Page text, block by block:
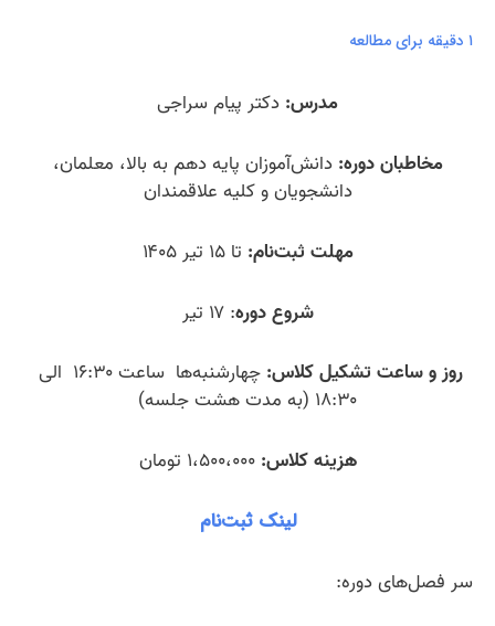
۱ دقیقه برای مطالعه
مدرس: دکتر پیام سراجی
مخاطبان دوره: دانش‌آموزان پایه دهم به بالا، معلمان،
دانشجویان و کلیه علاقمندان
مهلت ثبت‌نام: تا ۱۵ تیر ۱۴۰۵
شروع دوره: ۱۷ تیر
روز و ساعت تشکیل کلاس:
چهارشنبه‌ها ساعت ۱۶:۳۰ الی
۱۸:۳۰ (به مدت هشت جلسه)
هزینه کلاس:۱،۵۰۰،۰۰۰ تومان
لینک ثبت‌نام
سر فصل‌های دوره: